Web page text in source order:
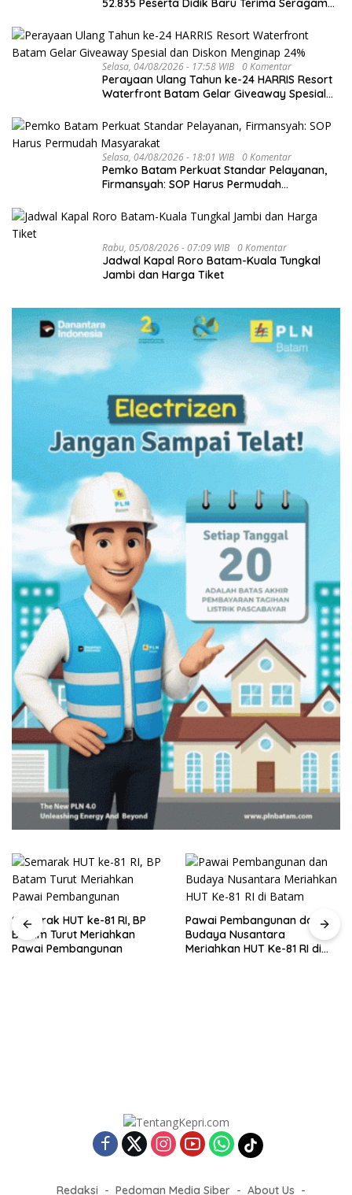
52.835 Peserta Didik Baru Terima Seragam
Selasa, 04/08/2026 - 17:58 WIB 0 Komentar
Perayaan Ulang Tahun ke-24 HARRIS Resort
Waterfront Batam Gelar Giveaway Spesial
Selasa, 04/08/2026 - 18:01 WIB 0 Komentar
Pemko Batam Perkuat Standar Pelayanan,
Firmansyah: SOP Harus Permudah
Rabu, 05/08/2026 - 07:09 WIB 0 Komentar
Jadwal Kapal Roro Batam-Kuala Tungkal
Jambi dan Harga Tiket
Semarak HUT ke-81 RI, BP
Batam Turut Meriahkan
Pawai Pembangunan
Pawai Pembangunan dan
Budaya Nusantara
Meriahkan HUT Ke-81 RI di
Redaksi Pedoman Media Siber About Us